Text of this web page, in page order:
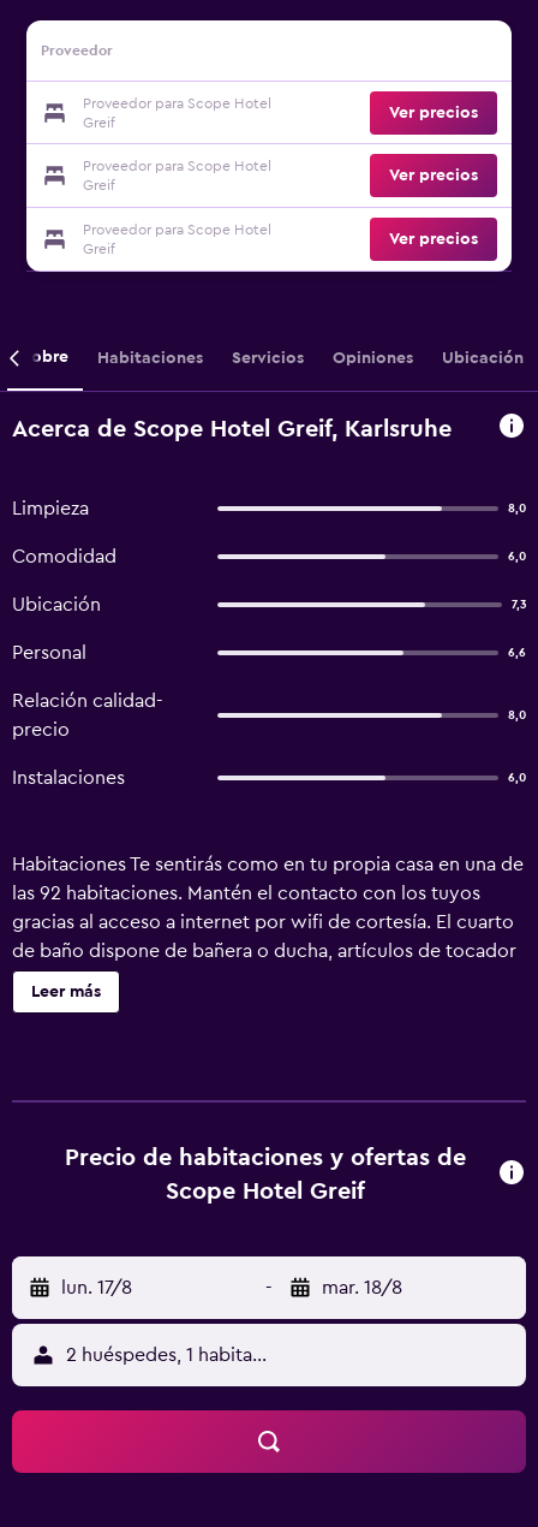
Proveedor
Proveedor para Scope Hotel
Greif
Ver precios
Proveedor para Scope Hotel
Greif
Ver precios
Proveedor para Scope Hotel
Greif
Ver precios
Sobre Habitaciones Servicios Opiniones Ubicación
Acerca de Scope Hotel Greif, Karlsruhe
Limpieza 8,0
Comodidad 6,0
Ubicación 7,3
Personal 6,6
Relación calidad-
precio
8,0
Instalaciones 6,0
Habitaciones Te sentirás como en tu propia casa en una de
las 92 habitaciones. Mantén el contacto con los tuyos
gracias al acceso a internet por wifi de cortesía. El cuarto
de baño dispone de bañera o ducha, artículos de tocador
gratuitos y secador de pelo. Las comodidades incluyen
caja de seguridad, escritorio y teléfono. Servicios
Karlsruhe, Scope Hotel Greif se encuentra a cinco minutos
en auto de Europahalle (estadio) y Zoológico de Karlsruhe.
Comer El desayuno buffet gratuito se sirve entre semana
de 06:30 a 10:30, mientras que el horario de los fines de
semana es de 06:30 a 11:00. Cargos Opcionales Los
siguientes cargos y depósitos se pagan directamente en
el establecimiento al recibir el servicio, en el check-in o en
el check-out. Cargo por estacionamiento sin valet parking:
EUR 7.50 por día. Cargo por check-in anticipado: EUR 15,
sujeto a disponibilidad. Cargo por check-out después de
Leer más
Precio de habitaciones y ofertas de
Scope Hotel Greif
lun. 17/8 - mar. 18/8
2 huéspedes, 1 habitación